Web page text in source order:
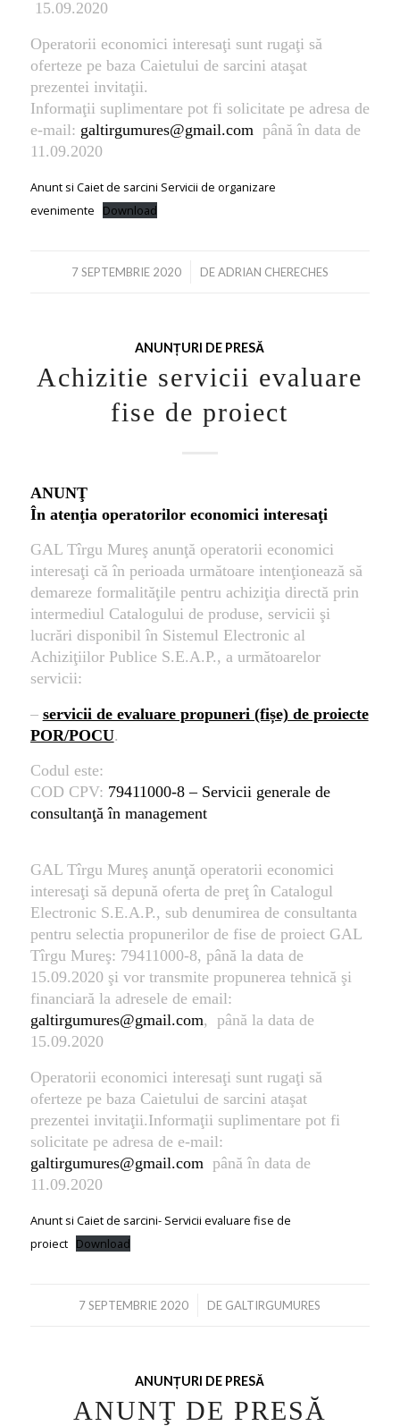
15.09.2020
Operatorii economici interesaţi sunt rugaţi să
oferteze pe baza Caietului de sarcini ataşat
prezentei invitaţii.
Informaţii suplimentare pot fi solicitate pe adresa de
e-mail: galtirgumures@gmail.com până în data de
11.09.2020
Anunt si Caiet de sarcini Servicii de organizare
evenimente
Download
7 SEPTEMBRIE 2020
/ DEADRIAN CHERECHES
ANUNȚURI DE PRESĂ
Achizitie servicii evaluare
fise de proiect
ANUNŢ
În atenţia operatorilor economici interesaţi
GAL Tîrgu Mureş anunţă operatorii economici
interesaţi că în perioada următoare intenţionează să
demareze formalităţile pentru achiziţia directă prin
intermediul Catalogului de produse, servicii şi
lucrări disponibil în Sistemul Electronic al
Achiziţiilor Publice S.E.A.P., a următoarelor
servicii:
– servicii de evaluare propuneri (fișe) de proiecte
POR/POCU.
Codul este:
COD CPV: 79411000-8 – Servicii generale de
consultanţă în management
GAL Tîrgu Mureş anunţă operatorii economici
interesaţi să depună oferta de preţ în Catalogul
Electronic S.E.A.P., sub denumirea de consultanta
pentru selectia propunerilor de fise de proiect GAL
Tîrgu Mureş: 79411000-8, până la data de
15.09.2020 şi vor transmite propunerea tehnică şi
financiară la adresele de email:
galtirgumures@gmail.com, până la data de
15.09.2020
Operatorii economici interesaţi sunt rugaţi să
oferteze pe baza Caietului de sarcini ataşat
prezentei invitaţii.Informaţii suplimentare pot fi
solicitate pe adresa de e-mail:
galtirgumures@gmail.com până în data de
11.09.2020
Anunt si Caiet de sarcini- Servicii evaluare fise de
proiect Download
7 SEPTEMBRIE 2020
/ DE GALTIRGUMURES
ANUNȚURI DE PRESĂ
ANUNŢ DE PRESĂ